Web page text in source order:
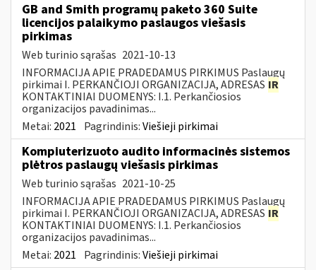
GB and Smith programų paketo 360 Suite
licencijos palaikymo paslaugos viešasis
pirkimas
Web turinio sąrašas 2021-10-13
INFORMACIJA APIE PRADEDAMUS PIRKIMUS Paslaugų
pirkimai I. PERKANČIOJI ORGANIZACIJA, ADRESAS IR
KONTAKTINIAI DUOMENYS: I.1. Perkančiosios
organizacijos pavadinimas...
Metai: 2021 Pagrindinis:Viešieji pirkimai
Kompiuterizuoto audito informacinės sistemos
plėtros paslaugų viešasis pirkimas
Web turinio sąrašas 2021-10-25
INFORMACIJA APIE PRADEDAMUS PIRKIMUS Paslaugų
pirkimai I. PERKANČIOJI ORGANIZACIJA, ADRESAS IR
KONTAKTINIAI DUOMENYS: I.1. Perkančiosios
organizacijos pavadinimas...
Metai: 2021 Pagrindinis:Viešieji pirkimai